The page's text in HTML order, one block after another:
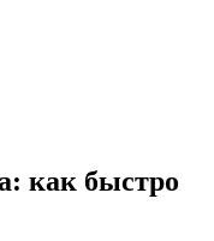
как быстро